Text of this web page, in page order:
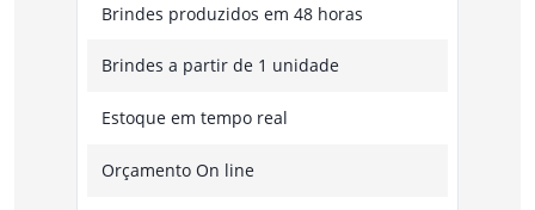
Brindes produzidos em 48 horas
Brindes a partir de 1 unidade
Estoque em tempo real
Orçamento On line